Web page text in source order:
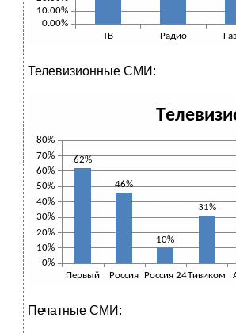
Телевизионные СМИ:
Печатные СМИ: